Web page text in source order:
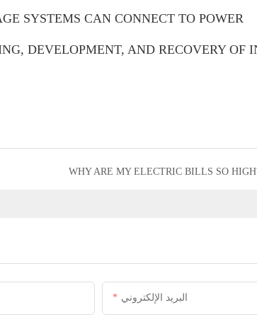
SYSTEMS CAN CONNECT TO POWER
DEVELOPMENT, AND RECOVERY OF
WHY ARE MY ELECTRIC BILLS SO
البريد الإلكتروني